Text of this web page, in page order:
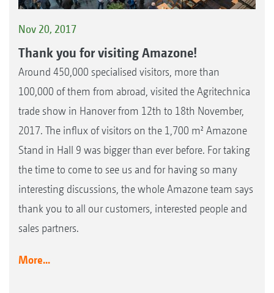
Nov 20, 2017
Thank you for visiting Amazone!
Around 450,000 specialised visitors, more than
100,000 of them from abroad, visited the Agritechnica
trade show in Hanover from 12th to 18th November,
2017. The influx of visitors on the 1,700 m² Amazone
Stand in Hall 9 was bigger than ever before. For taking
the time to come to see us and for having so many
interesting discussions, the whole Amazone team says
thank you to all our customers, interested people and
sales partners.
More...